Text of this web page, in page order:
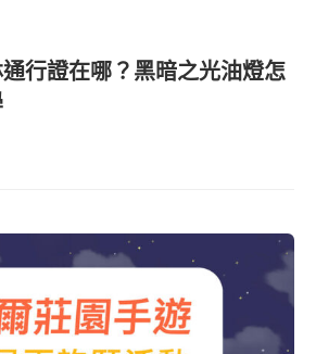
行證在哪？黑暗之光油燈怎